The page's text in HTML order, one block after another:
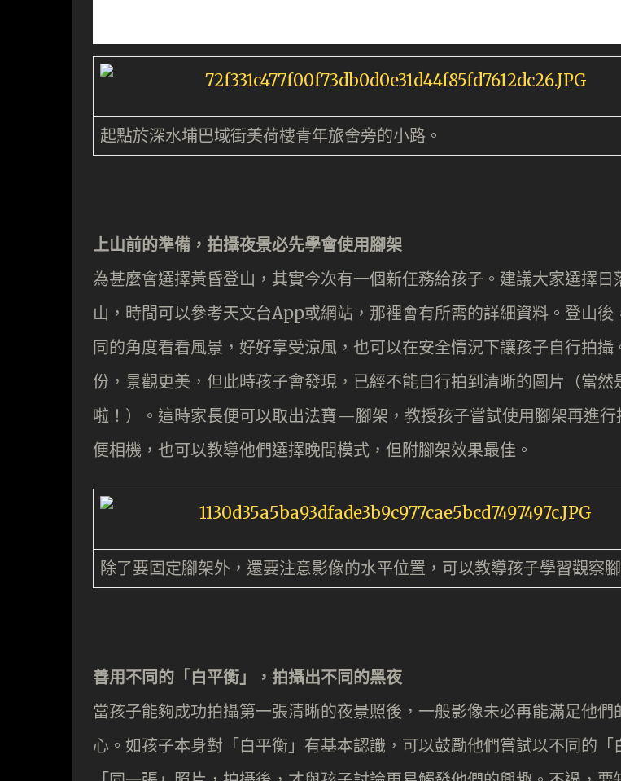
起點於深水埔巴域街美荷樓青年旅舍旁的小路。
上山前的準備，拍攝夜景必先學會使用腳架
為甚麼會選擇黃昏登山，其實今次有一個新任務給孩子。建議大家選擇日
山，時間可以參考天文台App或網站，那裡會有所需的詳細資料。登山後
同的角度看看風景，好好享受涼風，也可以在安全情況下讓孩子自行拍攝
份，景觀更美，但此時孩子會發現，已經不能自行拍到清晰的圖片（當然
啦！）。這時家長便可以取出法寶—腳架，教授孩子嘗試使用腳架再進行
便相機，也可以教導他們選擇晚間模式，但附腳架效果最佳。
除了要固定腳架外，還要注意影像的水平位置，可以教導孩子學習觀察
善用不同的「白平衡」，拍攝出不同的黑夜
當孩子能夠成功拍攝第一張清晰的夜景照後，一般影像未必再能滿足他們
心。如孩子本身對「白平衡」有基本認識，可以鼓勵他們嘗試以不同的「